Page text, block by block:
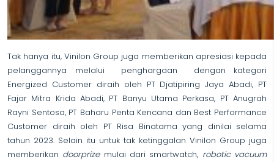
Tak hanya itu, Vinilon Group juga memberikan apresiasi kepada
pelanggannya melalui penghargaan dengan kategori
Energized Customer diraih oleh PT Djatipiring Jaya Abadi, PT
Fajar Mitra Krida Abadi, PT Banyu Utama Perkasa, PT Anugrah
Rayni Sentosa, PT Baharu Penta Kencana dan Best Performance
Customer diraih oleh PT Risa Binatama yang dinilai selama
tahun 2023. Selain itu untuk tak ketinggalan Vinilon Group juga
memberikan doorprizemulai dari smartwatch, robotic vacuum